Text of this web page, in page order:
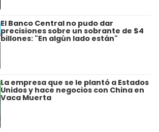
El Banco Central no pudo dar
precisiones sobre un sobrante de $4
billones: "En algún lado están"
La empresa que se le plantó a Estados
Unidos y hace negocios con China en
Vaca Muerta